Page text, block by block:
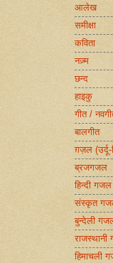
आलेख
समीक्षा
कविता
नज़्म
छन्द
हाइकु
गीत /
बालगीत
ग़ज़ल (उर्दू-
ब्रजगजल
हिन्दी गजल
संस्कृत
बुन्देली
हिमाचली